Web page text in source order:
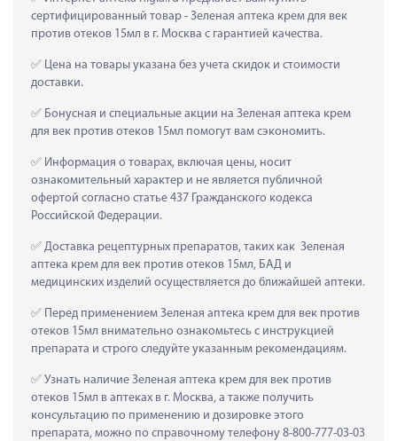
сертифицированный товар - Зеленая аптека крем для век
против отеков 15мл в г. Москва с гарантией качества.
Цена на товары указана без учета скидок и стоимости
доставки.
Бонусная и специальные акции на Зеленая аптека крем
для век против отеков 15мл помогут вам сэкономить.
Информация о товарах, включая цены, носит
ознакомительный характер и не является публичной
офертой согласно статье 437 Гражданского кодекса
Российской Федерации.
Доставка рецептурных препаратов, таких как  Зеленая
аптека крем для век против отеков 15мл, БАД и
медицинских изделий осуществляется до ближайшей аптеки.
Перед применением Зеленая аптека крем для век против
отеков 15мл внимательно ознакомьтесь с инструкцией
препарата и строго следуйте указанным рекомендациям.
Узнать наличие Зеленая аптека крем для век против
отеков 15мл в аптеках в г. Москва, а также получить
консультацию по применению и дозировке этого
препарата, можно по справочному телефону 8-800-777-03-03